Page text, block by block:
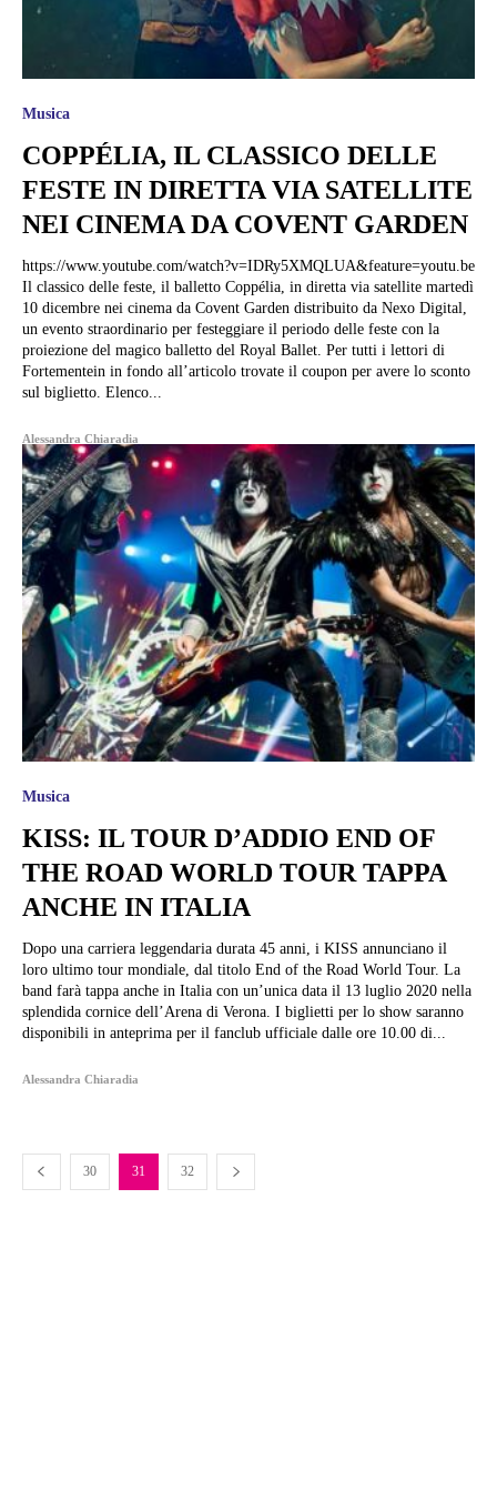
Musica
COPPÉLIA, IL CLASSICO DELLE
FESTE IN DIRETTA VIA SATELLITE
NEI CINEMA DA COVENT GARDEN
https://www.youtube.com/watch?v=IDRy5XMQLUA&feature=youtu.be
Il classico delle feste, il balletto Coppélia, in diretta via satellite martedì
10 dicembre nei cinema da Covent Garden distribuito da Nexo Digital,
un evento straordinario per festeggiare il periodo delle feste con la
proiezione del magico balletto del Royal Ballet. Per tutti i lettori di
Fortementein in fondo all’articolo trovate il coupon per avere lo sconto
sul biglietto. Elenco...
Alessandra Chiaradia
Musica
KISS: IL TOUR D’ADDIO END OF
THE ROAD WORLD TOUR TAPPA
ANCHE IN ITALIA
Dopo una carriera leggendaria durata 45 anni, i KISS annunciano il
loro ultimo tour mondiale, dal titolo End of the Road World Tour. La
band farà tappa anche in Italia con un’unica data il 13 luglio 2020 nella
splendida cornice dell’Arena di Verona. I biglietti per lo show saranno
disponibili in anteprima per il fanclub ufficiale dalle ore 10.00 di...
Alessandra Chiaradia
30 31 32